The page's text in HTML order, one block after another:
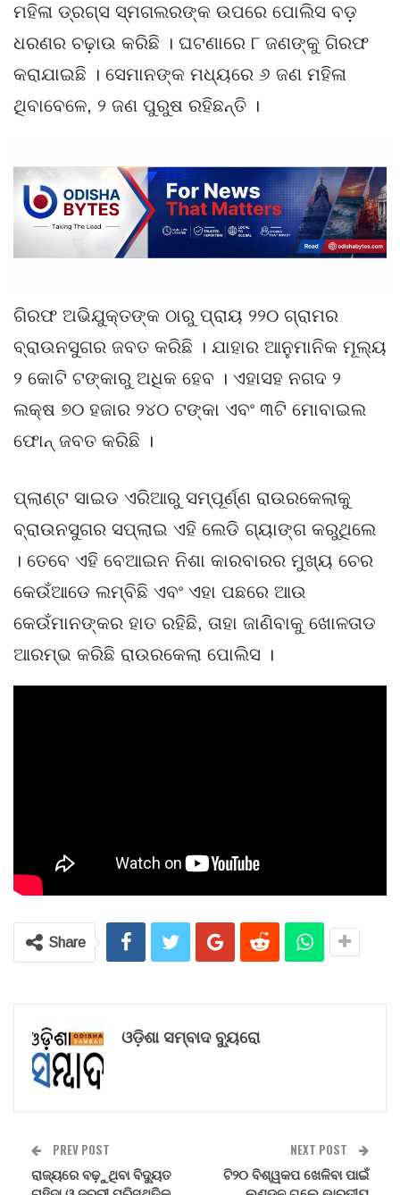
ମହିଳା ଡ୍ରଗ୍ସ ସ୍ମଗଲରଙ୍କ ଉପରେ ପୋଲିସ ବଡ଼
ଧରଣର ଚଢ଼ାଉ କରିଛି । ଘଟଣାରେ ୮ ଜଣଙ୍କୁ ଗିରଫ
କରାଯାଇଛି । ସେମାନଙ୍କ ମଧ୍ୟରେ ୬ ଜଣ ମହିଳା
ଥିବାବେଳେ, ୨ ଜଣ ପୁରୁଷ ରହିଛନ୍ତି ।
ଗିରଫ ଅଭିଯୁକ୍ତଙ୍କ ଠାରୁ ପ୍ରାୟ ୨୨୦ ଗ୍ରାମର
ବ୍ରାଉନସୁଗର ଜବତ କରିଛି । ଯାହାର ଆନୁମାନିକ ମୂଲ୍ୟ
୨ କୋଟି ଟଙ୍କାରୁ ଅଧିକ ହେବ । ଏହାସହ ନଗଦ ୨
ଲକ୍ଷ ୭୦ ହଜାର ୨୪୦ ଟଙ୍କା ଏବଂ ୩ଟି ମୋବାଇଲ
ଫୋନ୍ ଜବତ କରିଛି ।
ପ୍ଲାଣ୍ଟ ସାଇଡ ଏରିଆରୁ ସମ୍ପୂର୍ଣ୍ଣ ରାଉରକେଲାକୁ
ବ୍ରାଉନସୁଗର ସପ୍ଲାଇ ଏହି ଲେଡି ଗ୍ୟାଙ୍ଗ କରୁଥିଲେ
। ତେବେ ଏହି ବେଆଇନ ନିଶା କାରବାରର ମୁଖ୍ୟ ଚେର
କେଉଁଆଡେ ଲମ୍ବିଛି ଏବଂ ଏହା ପଛରେ ଆଉ
କେଉଁମାନଙ୍କର ହାତ ରହିଛି, ତାହା ଜାଣିବାକୁ ଖୋଳତାଡ
ଆରମ୍ଭ କରିଛି ରାଉରକେଲା ପୋଲିସ ।
Share
ଓଡ଼ିଶା ସମ୍ବାଦ ବ୍ୟୁରୋ
PREV POST
ରାଜ୍ୟରେ ବଢ଼ୁଥିବା ବିଦ୍ୟୁତ
NEXT POST
ଟି୨୦ ବିଶ୍ୱକପ ଖେଳିବା ପାଇଁ